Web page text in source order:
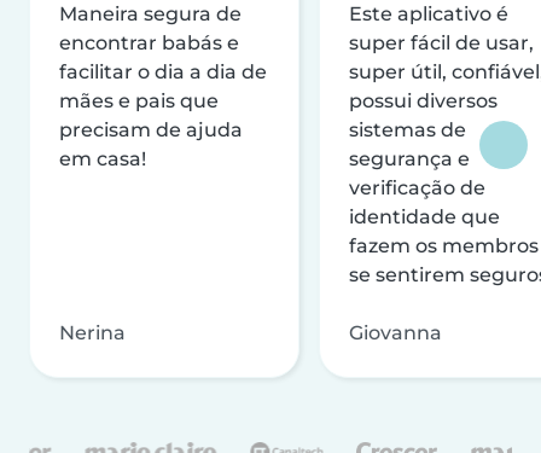
Maneira segura de
encontrar babás e
facilitar o dia a dia de
mães e pais que
precisam de ajuda
em casa!
Nerina
Este aplicativo é
super fácil de usar,
super útil,
possui diversos
sistemas de
segurança e
verificação de
identidade que
fazem os membros
se sentirem
Giovanna